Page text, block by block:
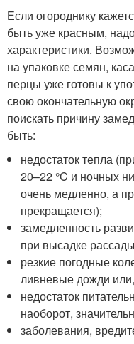
Если огороднику
быть уже красным,
характеристики.
на упаковке семян,
перцы уже готовы к
свою окончательную
поискать причину
быть:
недостаток тепла
20–22 °C и ночных
очень медленно, а
прекращается);
замедленность
при высадке
резкие погодные
ливневые дожди
недостаток
наоборот,
заболевания,